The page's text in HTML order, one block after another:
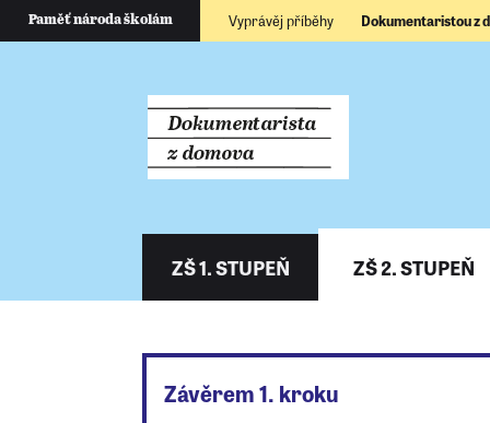
Paměť národa školám Vyprávěj příběhy Dokumentaristou z
ZŠ 1. STUPEŇ ZŠ 2. STUPEŇ
Závěrem 1. kroku